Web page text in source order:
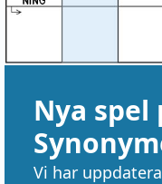
Nya spel
Vi har